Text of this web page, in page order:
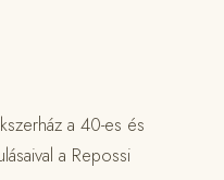
a 40-es és
a Repossi